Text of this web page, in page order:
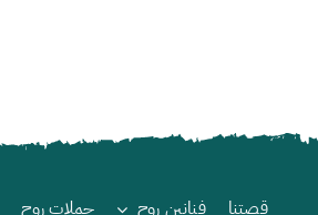
قصتنا فنانين روح حملات روح